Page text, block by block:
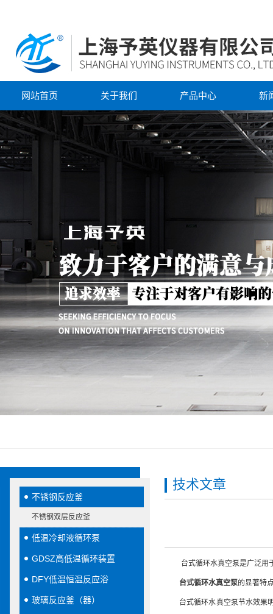
网站首页 关于我们 产品中心 新
不锈钢反应釜
不锈钢双层反应釜
低温冷却液循环泵
GDSZ高低温循环装置
DFY低温恒温反应浴
玻璃反应釜（器）
技术文章
台式循环水真空泵是广泛用于
台式循环水真空泵的显著特
台式循环水真空泵节水效果明